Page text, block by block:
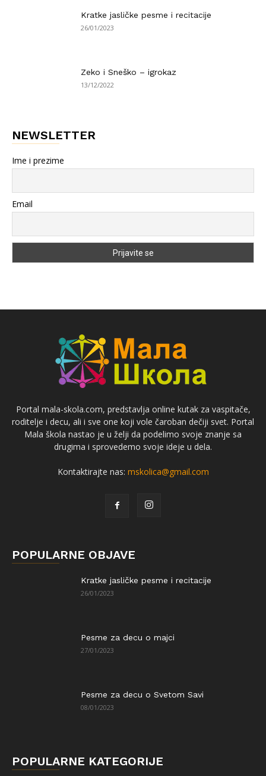
Kratke jasličke pesme i recitacije
26/01/2023
Zeko i Sneško – igrokaz
13/12/2022
NEWSLETTER
Ime i prezime
Email
Portal mala-skola.com, predstavlja online kutak za vaspitače,
roditelje i decu, ali i sve one koji vole čaroban dečiji svet. Portal
Mala škola nastao je u želji da podelimo svoje znanje sa
drugima i sprovedemo svoje ideje u dela.
Kontaktirajte nas: mskolica@gmail.com
POPULARNE OBJAVE
Kratke jasličke pesme i recitacije
26/01/2023
Pesme za decu o majci
27/01/2023
Pesme za decu o Svetom Savi
08/01/2023
POPULARNE KATEGORIJE